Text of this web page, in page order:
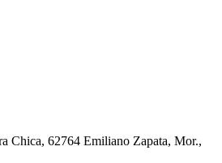
Chica, 62764 Emiliano Zapata, Mor.,